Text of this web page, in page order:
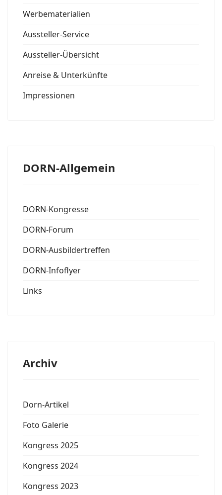
Werbematerialien
Aussteller-Service
Aussteller-Übersicht
Anreise & Unterkünfte
Impressionen
DORN-Allgemein
DORN-Kongresse
DORN-Forum
DORN-Ausbildertreffen
DORN-Infoflyer
Links
Archiv
Dorn-Artikel
Foto Galerie
Kongress 2025
Kongress 2024
Kongress 2023